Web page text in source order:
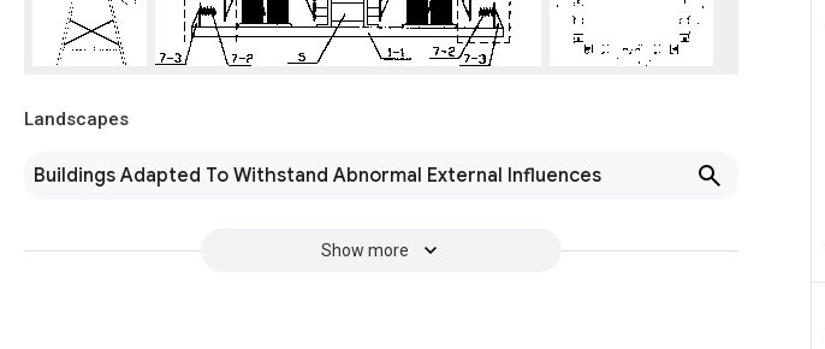
Landscapes
Buildings Adapted To Withstand Abnormal External Influences
Show more